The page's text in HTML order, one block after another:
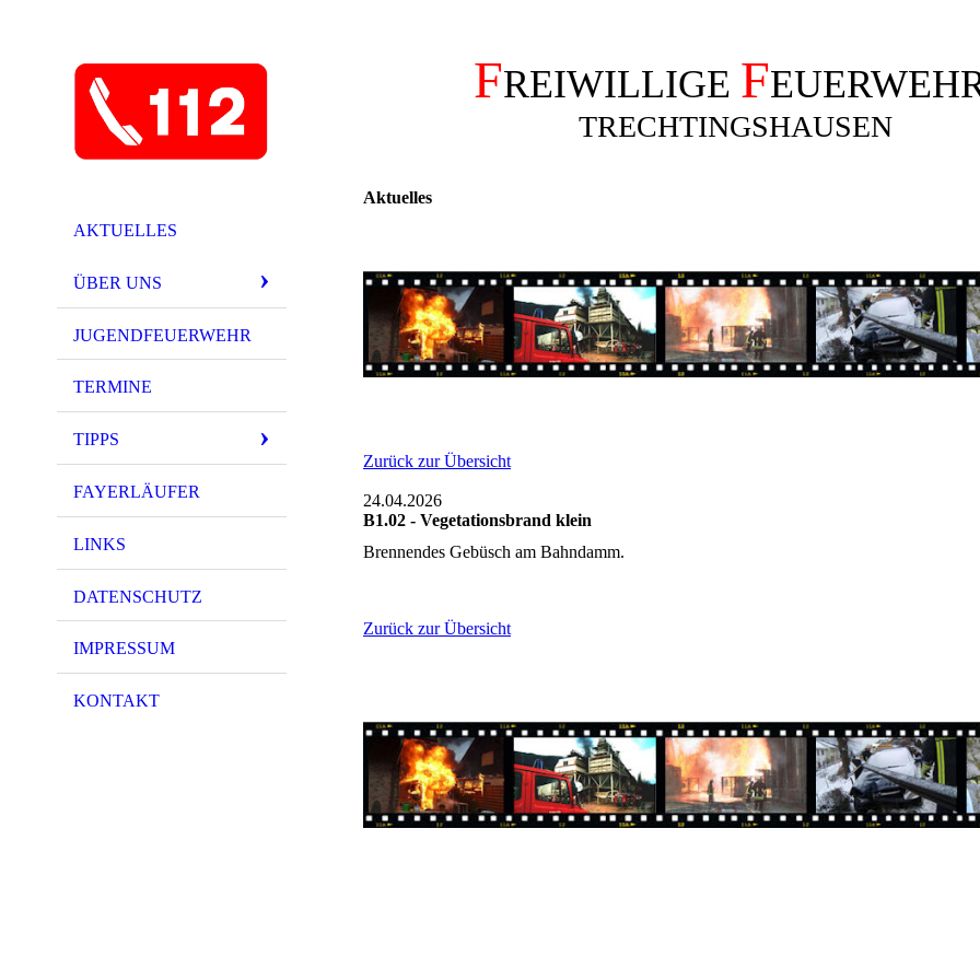
AKTUELLES
ÜBER UNS
JUGENDFEUERWEHR
TERMINE
TIPPS
FAYERLÄUFER
LINKS
DATENSCHUTZ
IMPRESSUM
KONTAKT
FREIWILLIGE F
TRECHTINGSHAUSEN
Aktuelles
Zurück zur Übersicht
24.04.2026
B1.02 - Vegetationsbrand klein
Brennendes Gebüsch am Bahndamm.
Zurück zur Übersicht